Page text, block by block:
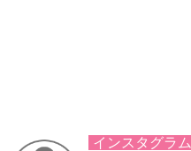
インスタグラム